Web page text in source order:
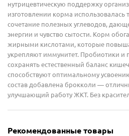
нутрицевтическую поддержку
изготовлении корма использовалась
сочетание полезных углеводов,
энергии и чувство сытости. Корм
жирными кислотами, которые
укрепляют иммунитет. Пробиотики и
сохранять естественный баланс
способствуют оптимальному
состав добавлена брокколи —
улучшающий работу ЖКТ. Без
Рекомендованные товары